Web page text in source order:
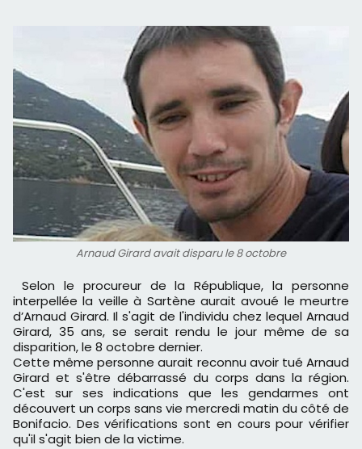
Arnaud Girard avait disparu le 8 octobre
Selon le procureur de la République, la personne
interpellée la veille à Sartène aurait avoué le meurtre
d’Arnaud Girard. Il s'agit de l'individu chez lequel Arnaud
Girard, 35 ans, se serait rendu le jour même de sa
disparition, le 8 octobre dernier.
Cette même personne aurait reconnu avoir tué Arnaud
Girard et s'être débarrassé du corps dans la région.
C'est sur ses indications que les gendarmes ont
découvert un corps sans vie mercredi matin du côté de
Bonifacio. Des vérifications sont en cours pour vérifier
qu'il s'agit bien de la victime.